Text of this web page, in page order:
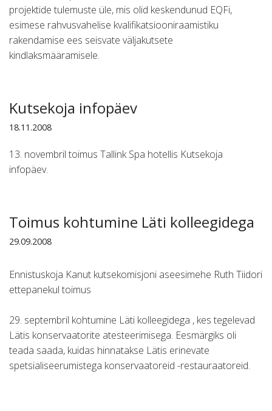
projektide tulemuste üle, mis olid keskendunud EQFi,
esimese rahvusvahelise kvalifikatsiooniraamistiku
rakendamise ees seisvate väljakutsete
kindlaksmääramisele.
Kutsekoja infopäev
18.11.2008
13. novembril toimus Tallink Spa hotellis Kutsekoja
infopäev.
Toimus kohtumine Läti kolleegidega
29.09.2008
Ennistuskoja Kanut kutsekomisjoni aseesimehe Ruth Tiidori
ettepanekul toimus
29. septembril kohtumine Läti kolleegidega , kes tegelevad
Lätis konservaatorite atesteerimisega. Eesmärgiks oli
teada saada, kuidas hinnatakse Lätis erinevate
spetsialiseerumistega konservaatoreid -restauraatoreid.